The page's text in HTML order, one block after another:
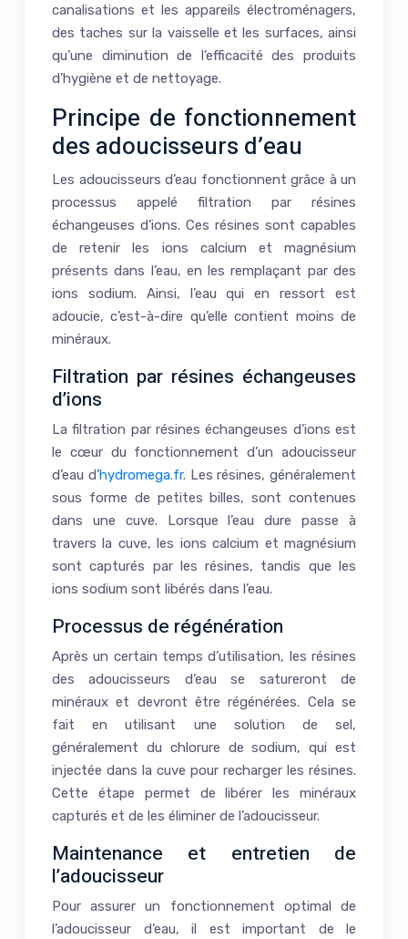
canalisations et les appareils électroménagers,
des taches sur la vaisselle et les surfaces, ainsi
qu’une diminution de l’efficacité des produits
d’hygiène et de nettoyage.
Principe de fonctionnement
des adoucisseurs d’eau
Les adoucisseurs d’eau fonctionnent grâce à un
processus appelé filtration par résines
échangeuses d’ions. Ces résines sont capables
de retenir les ions calcium et magnésium
présents dans l’eau, en les remplaçant par des
ions sodium. Ainsi, l’eau qui en ressort est
adoucie, c’est-à-dire qu’elle contient moins de
minéraux.
Filtration par résines échangeuses
d’ions
La filtration par résines échangeuses d’ions est
le cœur du fonctionnement d’un adoucisseur
d’eau d’hydromega.fr. Les résines, généralement
sous forme de petites billes, sont contenues
dans une cuve. Lorsque l’eau dure passe à
travers la cuve, les ions calcium et magnésium
sont capturés par les résines, tandis que les
ions sodium sont libérés dans l’eau.
Processus de régénération
Après un certain temps d’utilisation, les résines
des adoucisseurs d’eau se satureront de
minéraux et devront être régénérées. Cela se
fait en utilisant une solution de sel,
généralement du chlorure de sodium, qui est
injectée dans la cuve pour recharger les résines.
Cette étape permet de libérer les minéraux
capturés et de les éliminer de l’adoucisseur.
Maintenance et entretien de
l’adoucisseur
Pour assurer un fonctionnement optimal de
l’adoucisseur d’eau, il est important de le